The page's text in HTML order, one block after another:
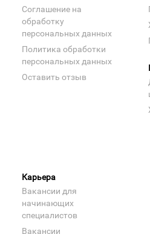
Соглашение на
обработку
персональных данных
Политика обработки
персональных данных
Оставить отзыв
Карьера
Вакансии для
начинающих
специалистов
Вакансии